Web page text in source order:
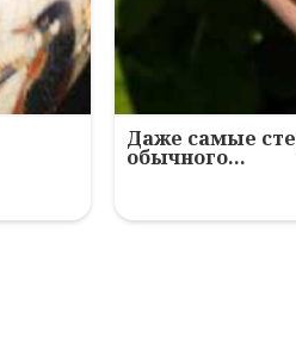
Даже самые
обычного…